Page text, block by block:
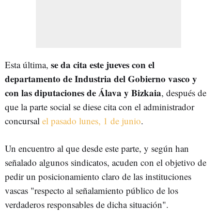
Esta última, se da cita este jueves con el
departamento de Industria del Gobierno vasco y
con las diputaciones de Álava y Bizkaia, después de
que la parte social se diese cita con el administrador
concursal el pasado lunes, 1 de junio.
Un encuentro al que desde este parte, y según han
señalado algunos sindicatos, acuden con el objetivo de
pedir un posicionamiento claro de las instituciones
vascas "respecto al señalamiento público de los
verdaderos responsables de dicha situación".